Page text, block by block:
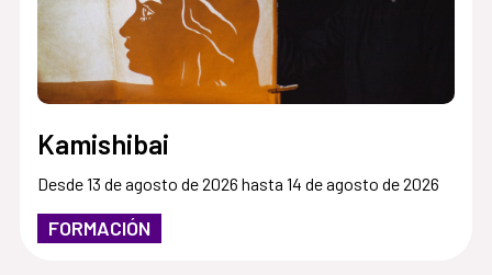
Kamishibai
Desde 13 de agosto de 2026 hasta 14 de agosto de 2026
FORMACIÓN